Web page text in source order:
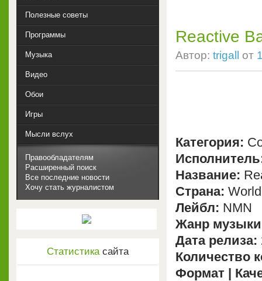
Reactive
Автор: trigall от
Категория:
Название:
Страна: World
Лейбл: NMN
Жанр
Дата релиза:
Количество
Формат |
Полезные советы
Программы
Музыка
Видео
Обои
Игры
Мысли вслух
Правообладателям
Расширенный поиск
Все последние новости
Хочу стать журналистом
Статистикасайта